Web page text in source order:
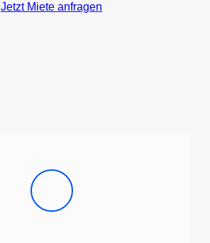
Jetzt Miete anfragen